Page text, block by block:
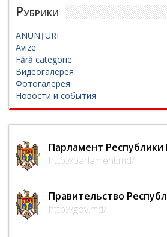
Рубрики
ANUNȚURI
Avize
Fără categorie
Видеогалерея
Фотогалерея
Новости и события
Парламент
http://parlament.md/
Правительство
http://gov.md/